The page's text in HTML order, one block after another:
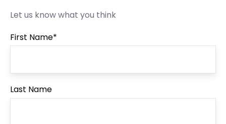
Let us know what you think
First Name*
Last Name